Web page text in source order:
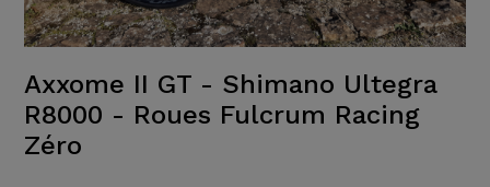
Axxome II GT - Shimano Ultegra
R8000 - Roues Fulcrum Racing
Zéro